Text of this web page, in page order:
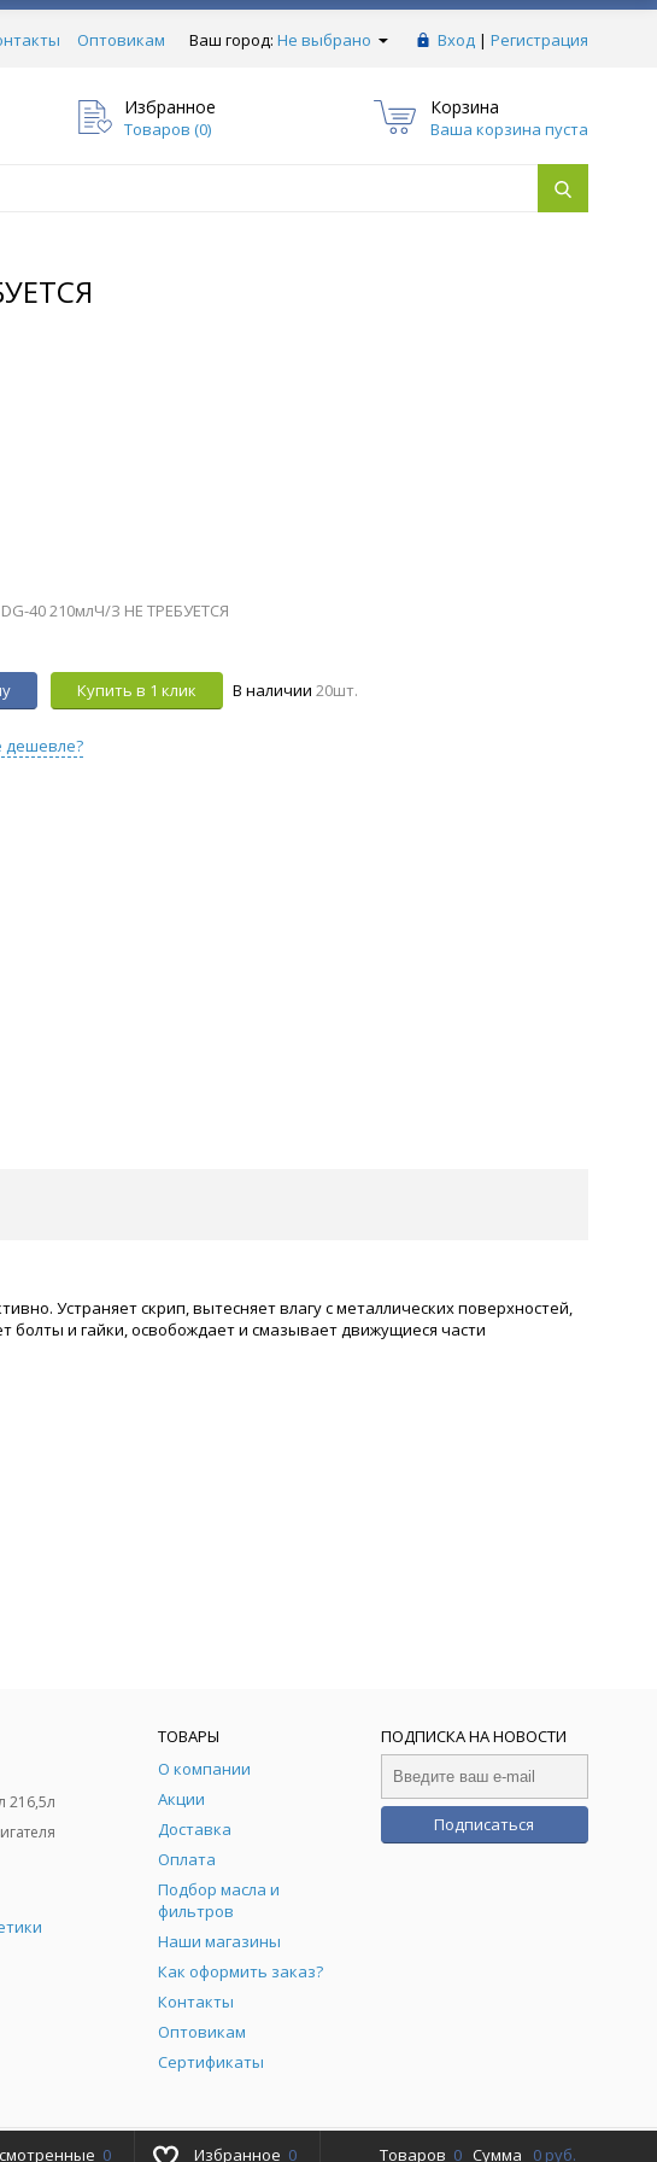
Ваш город: Не выбрано Вход | Регистрация
Оптовикам
Избранное
Товаров (0)
Корзина
Ваша корзина пуста
40 210млЧ/З НЕ ТРЕБУЕТСЯ
Купить в 1 клик В наличии 20шт.
дешевле?
Устраняет скрип, вытесняет влагу с металлических поверхностей,
и гайки, освобождает и смазывает движущиеся части
216,5л
ТОВАРЫ
О компании
Акции
Доставка
Оплата
Подбор масла и
фильтров
Наши магазины
Как оформить заказ?
Контакты
Оптовикам
Сертификаты
ПОДПИСКА НА НОВОСТИ
Подписаться
Powered byALFA Systems
0 Избранное 0 Товаров 0 Сумма 0 руб.